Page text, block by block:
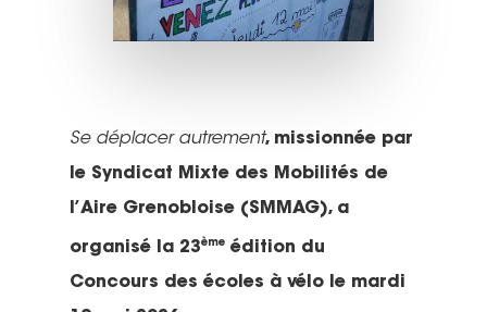
Se déplacer autrement, missionnée par
le Syndicat Mixte des Mobilités de
l’Aire Grenobloise (SMMAG), a
organisé la 23ème édition du
Concours des écoles à vélo le mardi